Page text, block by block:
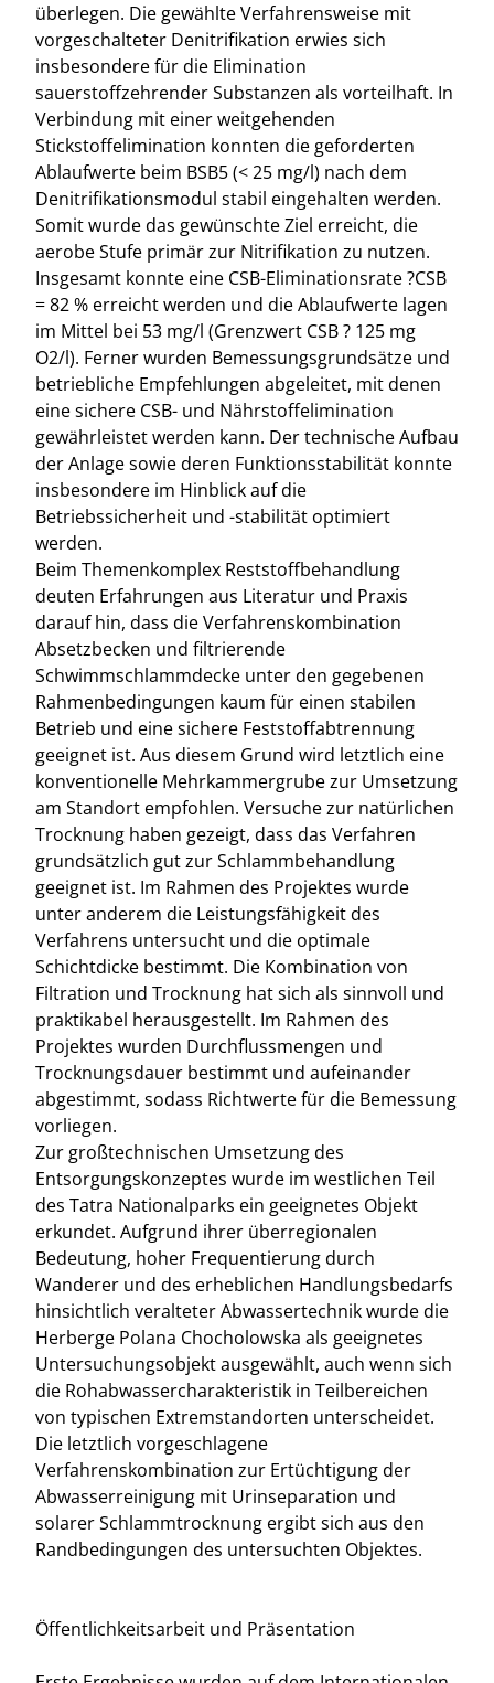
überlegen. Die gewählte Verfahrensweise mit
vorgeschalteter Denitrifikation erwies sich
insbesondere für die Elimination
sauerstoffzehrender Substanzen als vorteilhaft. In
Verbindung mit einer weitgehenden
Stickstoffelimination konnten die geforderten
Ablaufwerte beim BSB5 (< 25 mg/l) nach dem
Denitrifikationsmodul stabil eingehalten werden.
Somit wurde das gewünschte Ziel erreicht, die
aerobe Stufe primär zur Nitrifikation zu nutzen.
Insgesamt konnte eine CSB-Eliminationsrate ?CSB
= 82 % erreicht werden und die Ablaufwerte lagen
im Mittel bei 53 mg/l (Grenzwert CSB ? 125 mg
O2/l). Ferner wurden Bemessungsgrundsätze und
betriebliche Empfehlungen abgeleitet, mit denen
eine sichere CSB- und Nährstoffelimination
gewährleistet werden kann. Der technische Aufbau
der Anlage sowie deren Funktionsstabilität konnte
insbesondere im Hinblick auf die
Betriebssicherheit und -stabilität optimiert
werden.
Beim Themenkomplex Reststoffbehandlung
deuten Erfahrungen aus Literatur und Praxis
darauf hin, dass die Verfahrenskombination
Absetzbecken und filtrierende
Schwimmschlammdecke unter den gegebenen
Rahmenbedingungen kaum für einen stabilen
Betrieb und eine sichere Feststoffabtrennung
geeignet ist. Aus diesem Grund wird letztlich eine
konventionelle Mehrkammergrube zur Umsetzung
am Standort empfohlen. Versuche zur natürlichen
Trocknung haben gezeigt, dass das Verfahren
grundsätzlich gut zur Schlammbehandlung
geeignet ist. Im Rahmen des Projektes wurde
unter anderem die Leistungsfähigkeit des
Verfahrens untersucht und die optimale
Schichtdicke bestimmt. Die Kombination von
Filtration und Trocknung hat sich als sinnvoll und
praktikabel herausgestellt. Im Rahmen des
Projektes wurden Durchflussmengen und
Trocknungsdauer bestimmt und aufeinander
abgestimmt, sodass Richtwerte für die Bemessung
vorliegen.
Zur großtechnischen Umsetzung des
Entsorgungskonzeptes wurde im westlichen Teil
des Tatra Nationalparks ein geeignetes Objekt
erkundet. Aufgrund ihrer überregionalen
Bedeutung, hoher Frequentierung durch
Wanderer und des erheblichen Handlungsbedarfs
hinsichtlich veralteter Abwassertechnik wurde die
Herberge Polana Chocholowska als geeignetes
Untersuchungsobjekt ausgewählt, auch wenn sich
die Rohabwassercharakteristik in Teilbereichen
von typischen Extremstandorten unterscheidet.
Die letztlich vorgeschlagene
Verfahrenskombination zur Ertüchtigung der
Abwasserreinigung mit Urinseparation und
solarer Schlammtrocknung ergibt sich aus den
Randbedingungen des untersuchten Objektes.
Öffentlichkeitsarbeit und Präsentation